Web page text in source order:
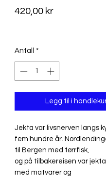
420,00 krPris
Antall *
Legg til i
Jekta var livsnerven langs
fem hundre år.
til Bergen med tørrfisk,
og på tilbakereisen var
med matvarer og